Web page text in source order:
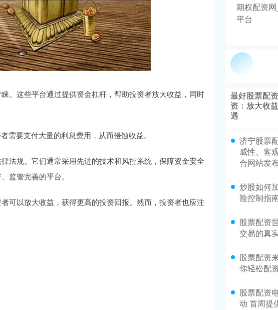
。这些平台通过提供资金杠杆，帮助投资者放大收益，同时
需要支付大量的利息费用，从而侵蚀收益。
法规。它们通常采用先进的技术和风控系统，保障资金安全
监管完善的平台。
可以放大收益，获得更高的投资回报。然而，投资者也应注
期权配资
平台
最好股票配
资：放大收
遇
济宁股票
威性、客
合网站发
炒股如何
险控制指
股票配资
交易的真
股票配资
你轻松配
股票配资
动 首周提